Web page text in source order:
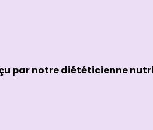
par notre diététicienne